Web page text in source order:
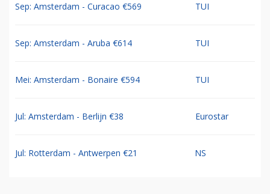
Sep: Amsterdam - Curacao €569 TUI
Sep: Amsterdam - Aruba €614 TUI
Mei: Amsterdam - Bonaire €594 TUI
Jul: Amsterdam - Berlijn €38 Eurostar
Jul: Rotterdam - Antwerpen €21 NS